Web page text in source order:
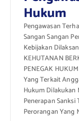
Hukum
Pengawasan
Sangan Sangan
Kebijakan
KEHUTANAN
PENEGAK
Yang Terkait
Hukum Dilakukan
Penerapan
Perorangan Yang